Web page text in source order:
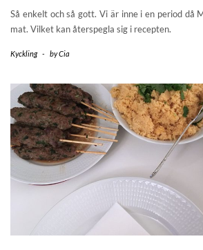
Så enkelt och så gott. Vi är inne i en period då
mat. Vilket kan återspegla sig i recepten.
Kyckling - byCia